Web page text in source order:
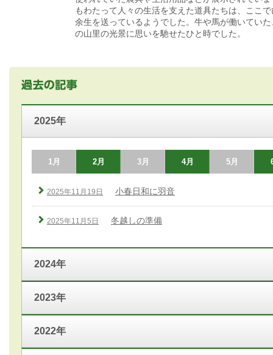
もわたって人々の生活を支えた道具たちは、ここ
余生を送っているようでした。牛や馬が働いてい
の山里の光景に思いを馳せたひと時でした。
2025年
1月 2月 3月 4月 5月
2025年11月19日 小春日和に羽音
2025年11月5日 冬越しの準備
2024年
2023年
2022年